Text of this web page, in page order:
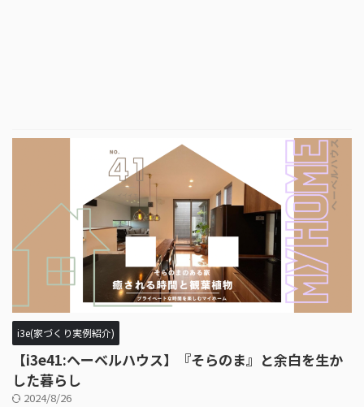
i3e(家づくり実例紹介)
【i3e41:ヘーベルハウス】『そらのま』と余白を生か
した暮らし
2024/8/26